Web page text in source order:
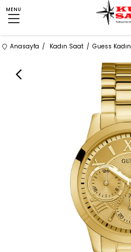
MENU
Anasayfa Kadın Saat Guess Kadın